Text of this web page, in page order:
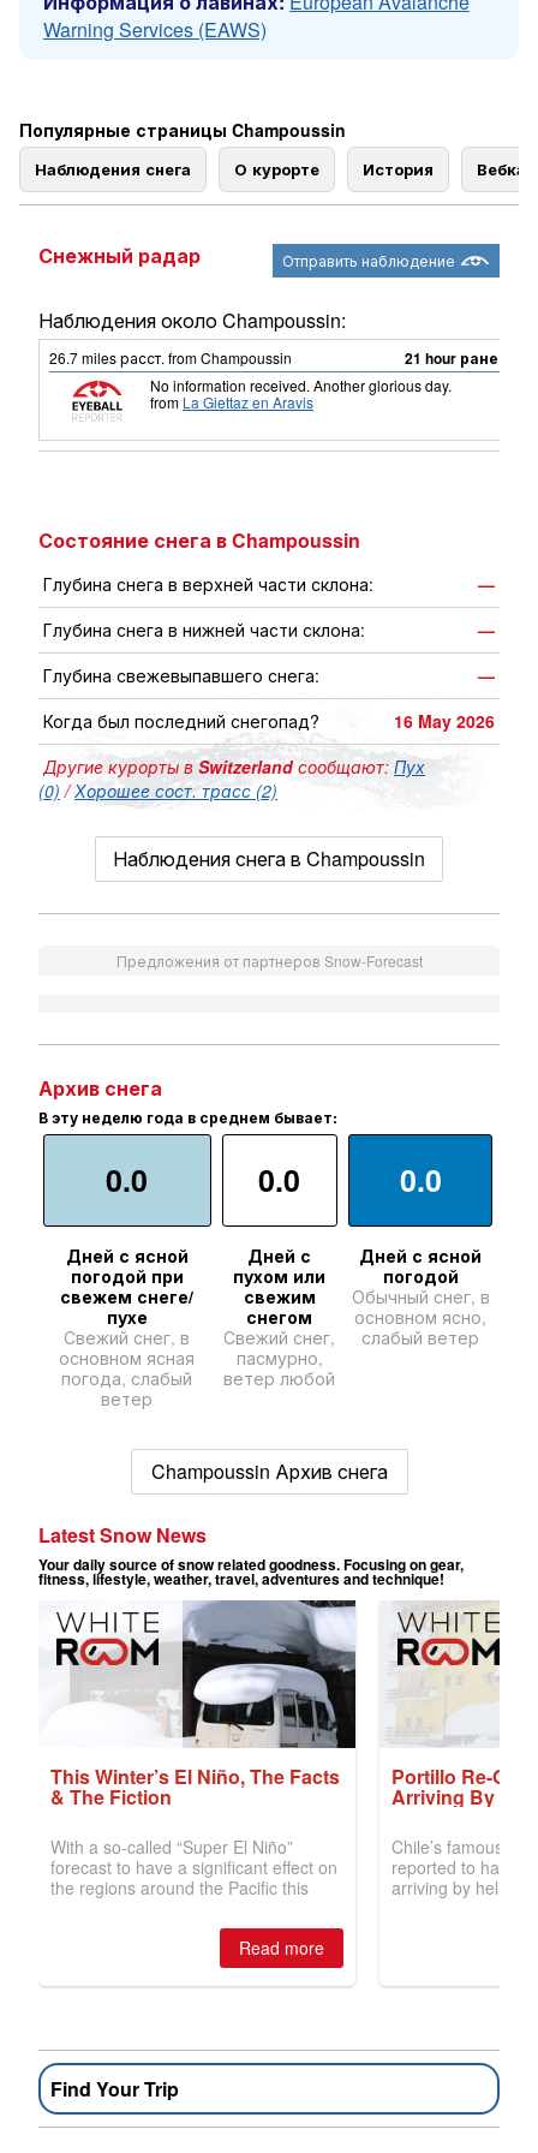
Warning Services (EAWS)
Популярные страницы Champoussin
Наблюдения снега О курорте История
Снежный радар Отправить наблюдение
Наблюдения около Champoussin:
26.7milesрасст. from Champoussin 21 hour ранее
No information received. Another glorious day.
from La Giettaz en Aravis
Состояние снега в Champoussin
Глубина снега в верхней части склона:
—
Глубина снега в нижней части склона:
—
Глубина свежевыпавшего снега:
—
Когда был последний снегопад?
16 May 2026
Другие курорты вSwitzerlandсообщают: Пух
(0) /Хорошее сост. трасс (2)
Наблюдения снега в Champoussin
Предложения от партнеров Snow-Forecast
Архив снега
В эту неделю года в среднем бывает:
0.0
Дней с ясной
погодой при
свежем снеге/
пухе
Свежий снег, в
основном ясная
погода, слабый
ветер
0.0
Дней с
пухом или
свежим
снегом
Свежий снег,
пасмурно,
ветер любой
0.0
Дней с ясной
погодой
Обычный снег, в
основном ясно,
слабый ветер
Champoussin Архив снега
Find Your Trip